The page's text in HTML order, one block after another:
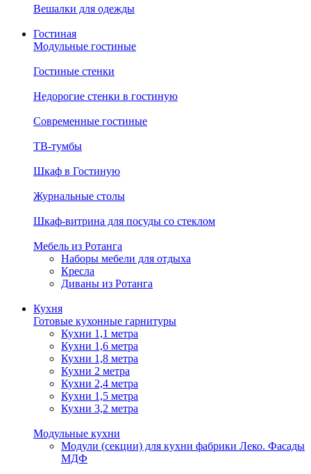
Вешалки для одежды
Гостиная
Модульные гостиные
Гостиные стенки
Недорогие стенки в гостиную
Современные гостиные
ТВ-тумбы
Шкаф в Гостиную
Журнальные столы
Шкаф-витрина для посуды со стеклом
Мебель из Ротанга
Наборы мебели для отдыха
Кресла
Диваны из Ротанга
Кухня
Готовые кухонные гарнитуры
Кухни 1,1 метра
Кухни 1,6 метра
Кухни 1,8 метра
Кухни 2 метра
Кухни 2,4 метра
Кухни 1,5 метра
Кухни 3,2 метра
Модульные кухни
Модули (секции) для кухни фабрики Леко. Фасады
МДФ